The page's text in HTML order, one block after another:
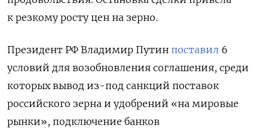
к резкому росту цен на зерно.
Президент РФ Владимир Путин поставил 6
условий для возобновления соглашения, среди
которых вывод из-под санкций поставок
российского зерна и удобрений «на мировые
рынки», подключение банков